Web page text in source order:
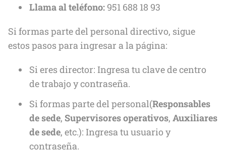
Llama al teléfono:951 688 18 93
Si formas parte del personal directivo, sigue
estos pasos para ingresar a la página:
Si eres director: Ingresa tu clave de centro
de trabajo y contraseña.
Si formas parte del personal(Responsables
de sede, Supervisores operativos, Auxiliares
de sede, etc.): Ingresa tu usuario y
contraseña.